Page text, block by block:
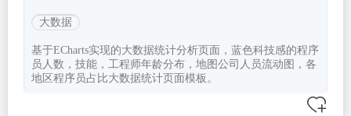
大数据
基于ECharts实现的大数据统计分析页面，蓝色科技感的程序
员人数，技能，工程师年龄分布，地图公司人员流动图，各
地区程序员占比大数据统计页面模板。